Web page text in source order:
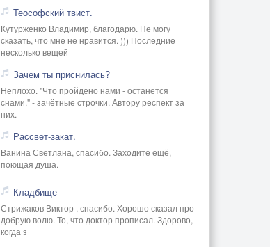
Теософский твист.
Кутурженко Владимир, благодарю. Не могу
сказать, что мне не нравится. ))) Последние
несколько вещей
Зачем ты приснилась?
Неплохо. "Что пройдено нами - останется
снами," - зачётные строчки. Автору респект за
них.
Рассвет-закат.
Ванина Светлана, спасибо. Заходите ещё,
поющая душа.
Кладбище
Стрижаков Виктор , спасибо. Хорошо сказал про
добрую волю. То, что доктор прописал. Здорово,
когда з